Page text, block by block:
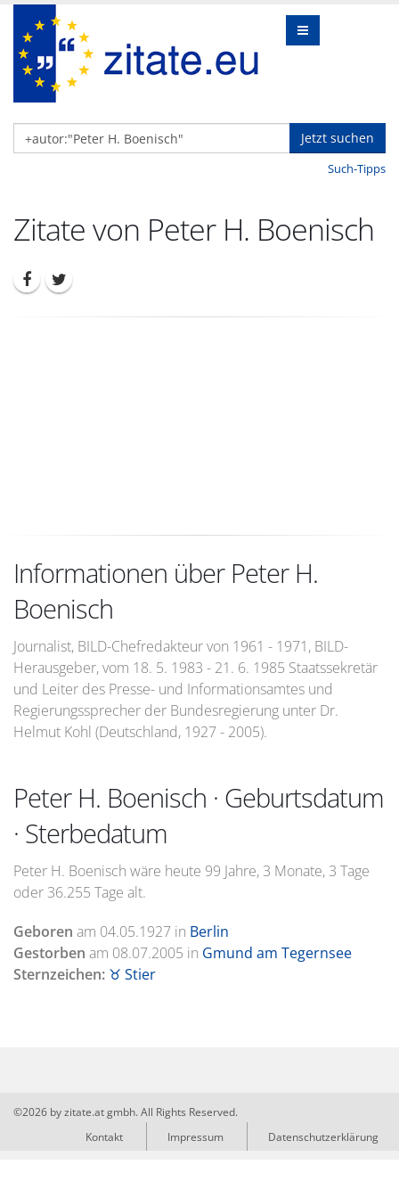
Jetzt suchen
Such-Tipps
Zitate von Peter H. Boenisch
Informationen über Peter H.
Boenisch
Journalist, BILD-Chefredakteur von 1961 - 1971, BILD-
Herausgeber, vom 18. 5. 1983 - 21. 6. 1985 Staatssekretär
und Leiter des Presse- und Informationsamtes und
Regierungssprecher der Bundesregierung unter Dr.
Helmut Kohl (Deutschland, 1927 - 2005).
Peter H. Boenisch · Geburtsdatum
· Sterbedatum
Peter H. Boenisch wäre heute 99 Jahre, 3 Monate, 3 Tage
oder 36.255 Tage alt.
Geboren am 04.05.1927 in Berlin
Gestorben am 08.07.2005 in Gmund am Tegernsee
Sternzeichen: ♉ Stier
©2026 by zitate.at gmbh. All Rights Reserved.
Kontakt
Impressum Datenschutzerklärung